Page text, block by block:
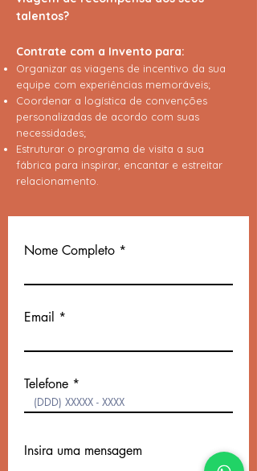
talentos?
Contrate com a Invento para:
Organizar as viagens de incentivo da sua
equipe com experiências memoráveis;
Coordenar a logística de convenções
personalizadas de acordo com suas
necessidades;
Estruturar o programa de visita a sua
fábrica para inspirar, encantar e estreitar
relacionamento.
Nome Completo
Email
Telefone
Insira uma mensagem